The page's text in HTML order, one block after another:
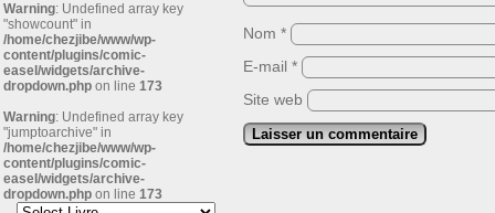
Warning: Undefined array key
"showcount" in
/home/chezjibe/www/wp-
content/plugins/comic-
easel/widgets/archive-
dropdown.php on line 173
Warning: Undefined array key
"jumptoarchive" in
/home/chezjibe/www/wp-
content/plugins/comic-
easel/widgets/archive-
dropdown.php on line 173
Nom *
E-mail *
Site web